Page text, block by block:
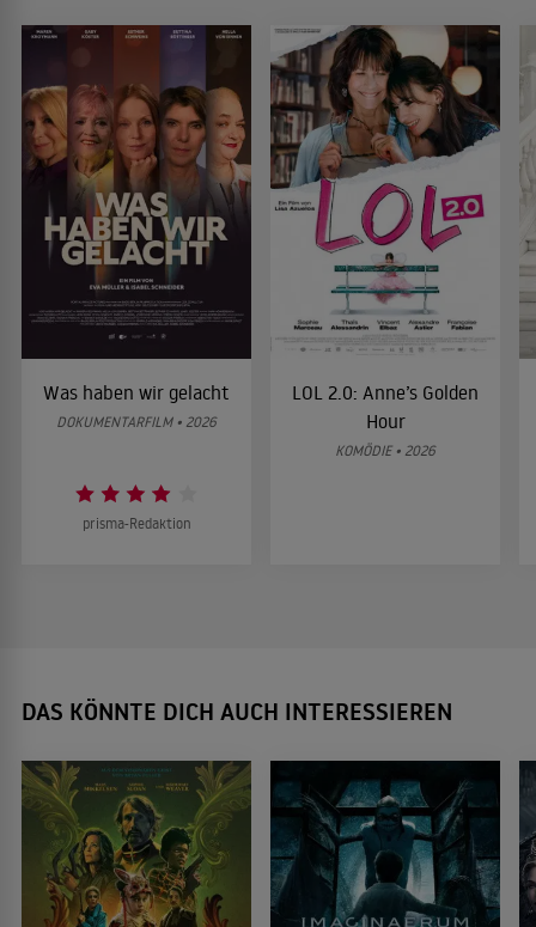
Was haben wir gelacht
DOKUMENTARFILM • 2026
prisma-Redaktion
LOL 2.0: Anne’s Golden
Hour
KOMÖDIE • 2026
DAS KÖNNTE DICH AUCH INTERESSIEREN